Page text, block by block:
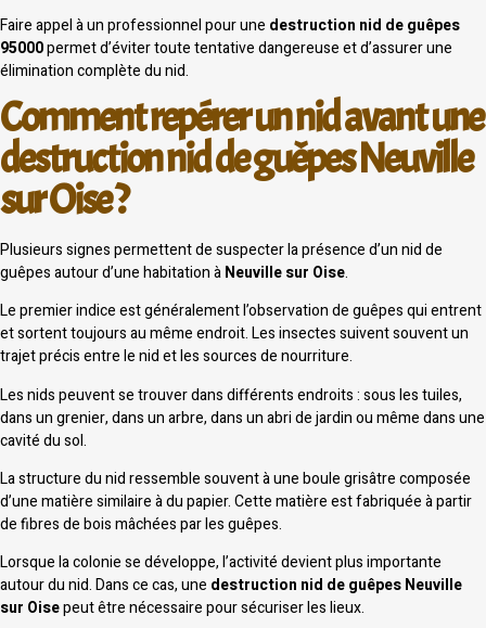
Faire appel à un professionnel pour une destruction nid de guêpes
95000permet d’éviter toute tentative dangereuse et d’assurer une
élimination complète du nid.
Comment repérer un nid avant une
destruction nid de guêpes Neuville
sur Oise ?
Plusieurs signes permettent de suspecter la présence d’un nid de
guêpes autour d’une habitation àNeuville sur Oise.
Le premier indice est généralement l’observation de guêpes qui entrent
et sortent toujours au même endroit. Les insectes suivent souvent un
trajet précis entre le nid et les sources de nourriture.
Les nids peuvent se trouver dans différents endroits : sous les tuiles,
dans un grenier, dans un arbre, dans un abri de jardin ou même dans une
cavité du sol.
La structure du nid ressemble souvent à une boule grisâtre composée
d’une matière similaire à du papier. Cette matière est fabriquée à partir
de fibres de bois mâchées par les guêpes.
Lorsque la colonie se développe, l’activité devient plus importante
autour du nid. Dans ce cas, une destruction nid de guêpes Neuville
sur Oisepeut être nécessaire pour sécuriser les lieux.